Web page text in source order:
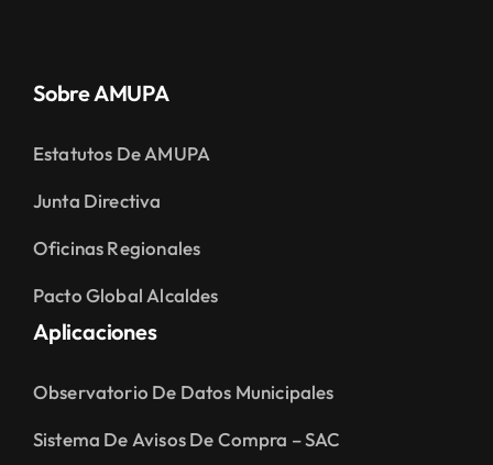
Sobre AMUPA
Estatutos De AMUPA
Junta Directiva
Oficinas Regionales
Pacto Global Alcaldes
Aplicaciones
Observatorio De Datos Municipales
Sistema De Avisos De Compra – SAC